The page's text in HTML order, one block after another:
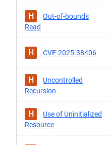
H
Out-of-bounds
Read
H CVE-2025-38406
H
Uncontrolled
Recursion
H
Use of Uninitialized
Resource